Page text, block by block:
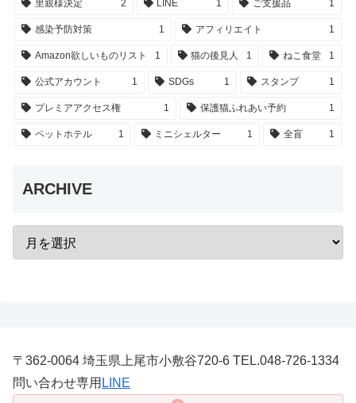
里親様決定 2 LINE 1 ご支援品 1
感染予防対策 1 アフィリエイト 1
Amazon欲しいものリスト 1 猫の後見人 1 ねこ食堂 1
公式アカウント 1 SDGs 1 スタンプ 1
プレミアアクセス権 1 保護猫ふれあい予約 1
ペットホテル 1 ミニシェルター 1 全盲 1
ARCHIVE
〒362-0064 埼玉県上尾市小敷谷720-6 TEL.048-726-1334
問い合わせ専用 LINE